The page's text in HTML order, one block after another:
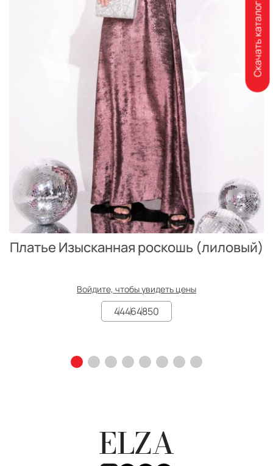
Платье Изысканная роскошь (лиловый)
Войдите, чтобы увидеть цены
44464850
ELZA
Скачать каталог